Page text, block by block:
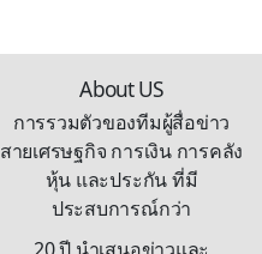
About US
การรวมตัวของทีมผู้สื่อข่าว
สายเศรษฐกิจ การเงิน การคลัง
หุ้น และประกัน ที่มี
ประสบการณ์กว่า